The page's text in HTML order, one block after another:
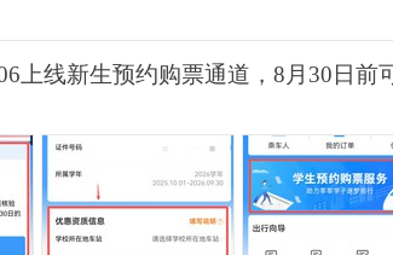
上线新生预约购票通道，8月30日前